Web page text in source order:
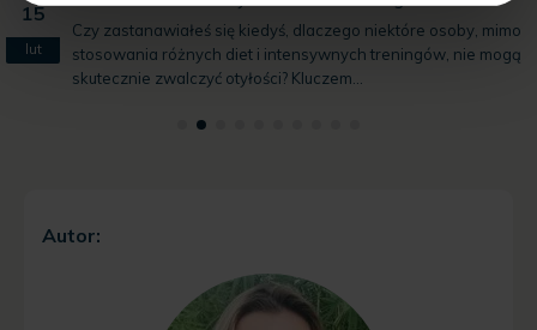
15
lut
Czy zastanawiałeś się kiedyś, dlaczego niektóre osoby, mimo
stosowania różnych diet i intensywnych treningów, nie mogą
skutecznie zwalczyć otyłości? Kluczem...
Autor: